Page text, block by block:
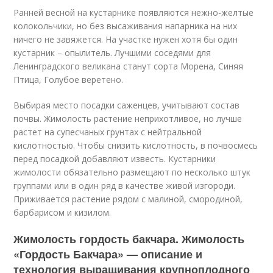
Ранней весной на кустарнике появляются нежно-желтые
колокольчики, но без высаживания напарника на них
ничего не завяжется. На участке нужен хотя бы один
кустарник – опылитель. Лучшими соседями для
Ленинградского великана станут сорта Морена, Синяя
Птица, Голубое веретено.
Выбирая место посадки саженцев, учитывают состав
почвы. Жимолость растение неприхотливое, но лучше
растет на супесчаных грунтах с нейтральной
кислотностью. Чтобы снизить кислотность, в почвосмесь
перед посадкой добавляют известь. Кустарники
жимолости обязательно размещают по несколько штук
группами или в один ряд в качестве живой изгороди.
Приживается растение рядом с малиной, смородиной,
барбарисом и кизилом.
Жимолость гордость бакчара. Жимолость
«Гордость Бакчара» — описание и
технология выращивания крупноплодного